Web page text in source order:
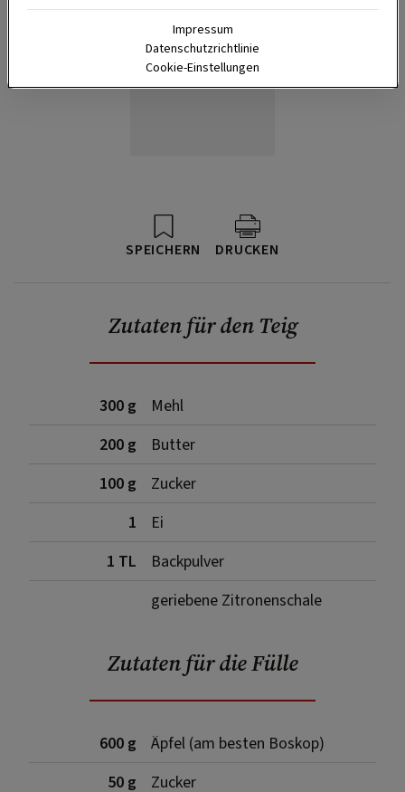
SPEICHERN DRUCKEN
Zutaten für den Teig
300 g
Mehl
200 g
Butter
100 g
Zucker
1
Ei
1 TL
Backpulver
geriebene Zitronenschale
Zutaten für die Fülle
600 g
Äpfel (am besten Boskop)
50 g
Zucker
Impressum
Datenschutzrichtlinie
Cookie-Einstellungen